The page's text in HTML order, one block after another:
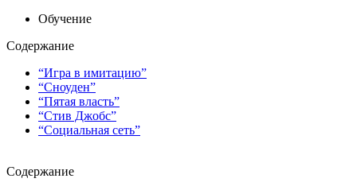
Обучение
Содержание
“Игра в имитацию”
“Сноуден”
“Пятая власть”
“Стив Джобс”
“Социальная сеть”
Содержание